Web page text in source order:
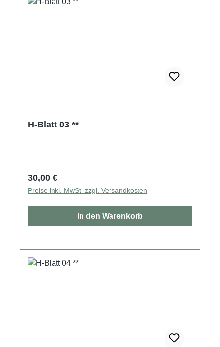
H-Blatt 03 **
Regulärer Preis:
30,00 €
Preise inkl. MwSt. zzgl. Versandkosten
In den Warenkorb